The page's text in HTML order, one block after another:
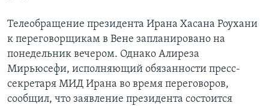
Телеобращение президента Ирана Хасана Роухани
к переговорщикам в Вене запланировано на
понедельник вечером. Однако Алиреза
Мирьюсефи, исполняющий обязанности пресс-
секретаря МИД Ирана во время переговоров,
сообщил, что заявление президента состоится